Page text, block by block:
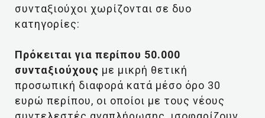
συνταξιούχοι χωρίζονται σε δυο
κατηγορίες:
Πρόκειται για περίπου 50.000
συνταξιούχους με μικρή θετική
προσωπική διαφορά κατά μέσο όρο 30
ευρώ περίπου, οι οποίοι με τους νέους